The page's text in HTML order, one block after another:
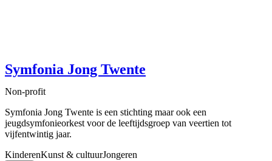
Symfonia Jong Twente
Non-profit
Symfonia Jong Twente is een stichting maar ook een
jeugdsymfonieorkest voor de leeftijdsgroep van veertien tot
vijfentwintig jaar.
KinderenKunst & cultuurJongeren